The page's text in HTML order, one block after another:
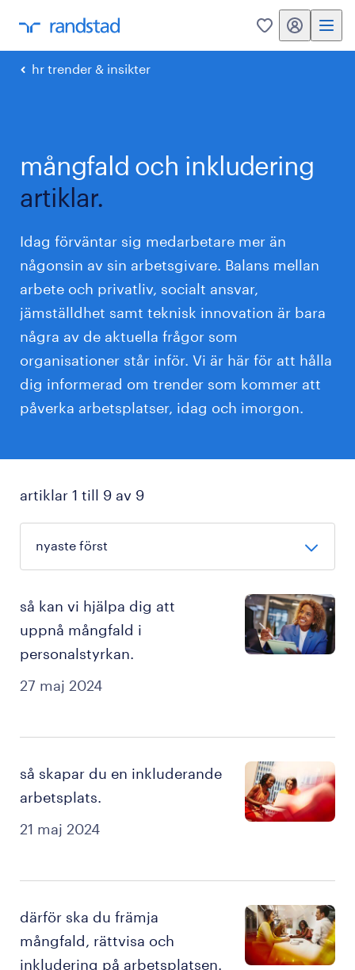
0 mitt randstad
hr trender & insikter
mångfald och inkludering
artiklar.
Idag förväntar sig medarbetare mer än
någonsin av sin arbetsgivare. Balans mellan
arbete och privatliv, socialt ansvar,
jämställdhet samt teknisk innovation är bara
några av de aktuella frågor som
organisationer står inför. Vi är här för att hålla
dig informerad om trender som kommer att
påverka arbetsplatser, idag och imorgon.
artiklar 1 till 9 av 9
27 maj 2024
så kan vi hjälpa dig att
uppnå mångfald i
personalstyrkan.
21 maj 2024
så skapar du en inkluderande
arbetsplats.
därför ska du främja
mångfald, rättvisa och
inkludering på arbetsplatsen.